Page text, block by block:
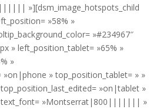
»][dsm_image_hotspots_child
»58% »
»#234967″
» left_position_tablet= »65% »
»
»on|phone » top_position_tablet= » »
»on|tablet »
text_font= »Montserrat|800||||||| »